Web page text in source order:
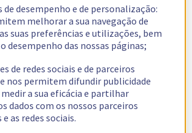
de desempenho e de personalização:
melhorar a sua navegação de
suas preferências e utilizações, bem
desempenho das nossas páginas;
de redes sociais e de parceiros
nos permitem difundir publicidade
a sua eficácia e partilhar
dados com os nossos parceiros
as redes sociais.